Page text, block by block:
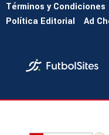
Términos y Condiciones
Política Editorial
Ad